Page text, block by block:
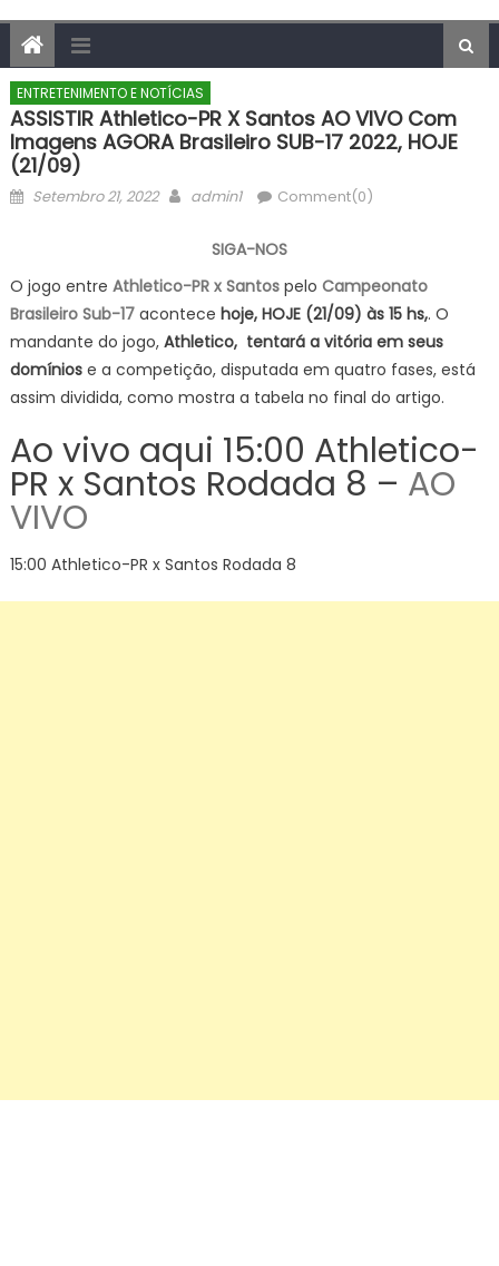
ENTRETENIMENTO E NOTÍCIAS
ASSISTIR Athletico-PR X Santos AO VIVO Com
Imagens AGORA Brasileiro SUB-17 2022, HOJE
(21/09)
Posted
Setembro 21, 2022 Author
admin1 Comment(0)
SIGA-NOS
O jogo entre Athletico-PR x Santos pelo Campeonato
Brasileiro Sub-17acontece hoje, HOJE (21/09) às 15 hs,. O
mandante do jogo,Athletico, tentará a vitória em seus
domínios e a competição, disputada em quatro fases, está
assim dividida, como mostra a tabela no final do artigo.
Ao vivo aqui 15:00 Athletico-
PR x Santos Rodada 8 – AO
VIVO
15:00 Athletico-PR x Santos Rodada 8